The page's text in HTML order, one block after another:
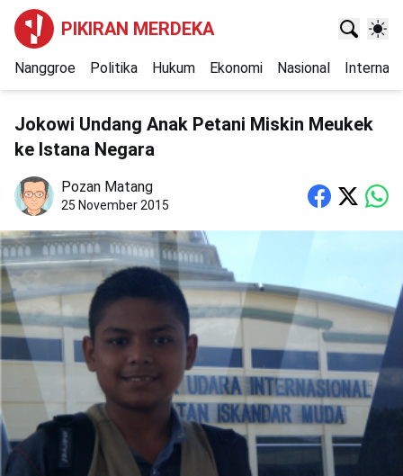
PIKIRAN MERDEKA
Nanggroe Politika Hukum Ekonomi Nasional
Jokowi Undang Anak Petani Miskin Meukek
ke Istana Negara
Pozan Matang
25 November 2015